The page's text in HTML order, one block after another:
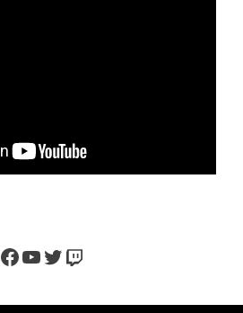
Facebook
YouTube
Twitter
Twitch